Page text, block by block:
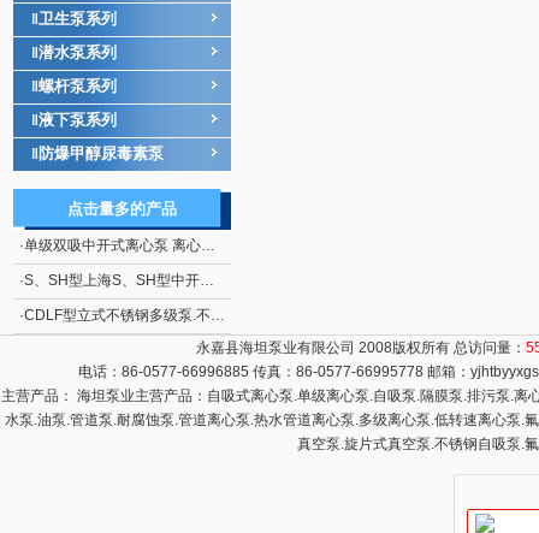
卫生泵系列
潜水泵系列
螺杆泵系列
液下泵系列
防爆甲醇尿毒素泵
点击量多的产品
·单级双吸中开式离心泵 离心泵生产
·S、SH型上海S、SH型中开式单级双吸离心泵，不锈钢化工离心泵
·CDLF型立式不锈钢多级泵.不锈钢立式多级离心泵
永嘉县海坦泵业有限公司 2008版权所有 总访问量：
电话：86-0577-66996885 传真：86-0577-66995778 邮箱：
主营产品： 海坦泵业主营产品：自吸式离心泵.单级离心泵.自吸泵.隔膜泵.排污泵.
水泵.油泵.管道泵.耐腐蚀泵.管道离心泵.热水管道离心泵.多级离心泵.低转速离心泵
真空泵.旋片式真空泵.不锈钢自吸泵.